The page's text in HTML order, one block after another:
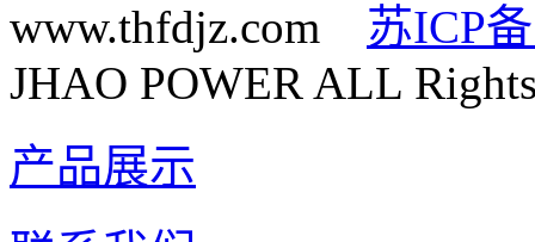
www.thfdjz.com 苏ICP
JHAO POWER ALL
产品展示